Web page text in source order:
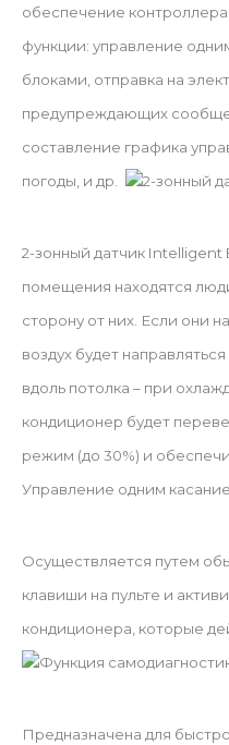
обеспечение
функции: управление
блоками, отправка на
предупреждающих
составление графика
погоды, и др.
2-зонный
2-зонный датчик Intelligent
помещения находятся
сторону от них. Если они
воздух будет
вдоль потолка – при
кондиционер будет
режим (до 30%) и
Управление одним
Осуществляется путем
клавиши на пульте и
кондиционера, которые
Функция
Предназначена для